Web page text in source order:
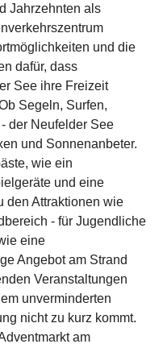
Jahrzehnten als
und die
dafür, dass
See ihre Freizeit
Segeln, Surfen,
der Neufelder See
und Sonnenanbeter.
wie ein
und eine
den Attraktionen wie
- für Jugendliche
eine
Angebot am Strand
Veranstaltungen
unverminderten
nicht zu kurz kommt.
am